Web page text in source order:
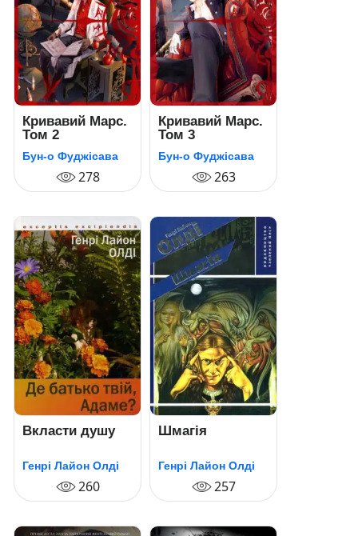
Кривавий Марс.
Том 2
Бун-о Фуджісава
278
Кривавий Марс.
Том 3
Бун-о Фуджісава
263
Вкласти душу
Генрі Лайон Олді
260
Шмагія
Генрі Лайон Олді
257